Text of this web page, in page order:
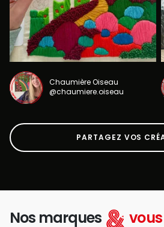
Chaumière Oiseau
@chaumiere.oiseau
PARTAGEZ VOS
Nos marques vous